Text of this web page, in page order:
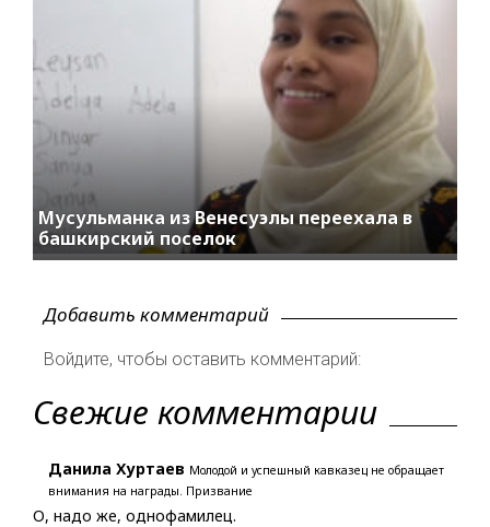
Мусульманка из Венесуэлы переехала в
башкирский поселок
Добавить комментарий
Войдите, чтобы оставить комментарий:
Свежие комментарии
Данила Хуртаев Молодой и успешный кавказец не обращает
внимания на награды. Призвание
О, надо же, однофамилец.